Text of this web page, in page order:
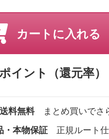
カートに入れる
イント（還元率）
料無料まとめ買いでさ
・本物保証 正規ルート